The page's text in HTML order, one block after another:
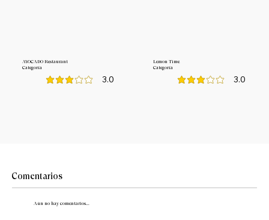
AVOCADO Restaurant
Categoría
3.0
la calificación promedio es 3 de 5
Lemon Time
Categoría
3.0
la calificación
Comentarios
Aún no hay comentarios...